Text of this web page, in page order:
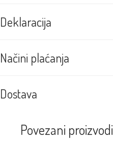
Deklaracija
Načini plaćanja
Dostava
Povezani proizvodi